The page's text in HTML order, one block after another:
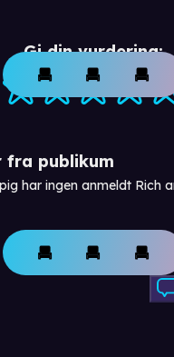
Gi din vurdering:
fra publikum
har ingen anmeldt Rich